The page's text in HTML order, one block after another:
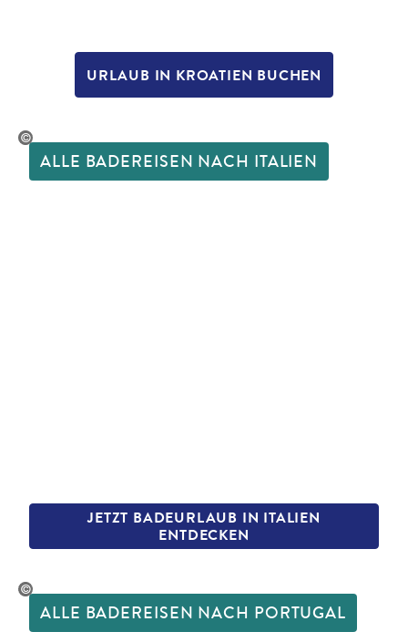
URLAUB IN KROATIEN BUCHEN
Varanishcha - gty
ALLE BADEREISEN NACH ITALIEN
JETZT BADEURLAUB IN ITALIEN
ENTDECKEN
Sack-gty
ALLE BADEREISEN NACH PORTUGAL